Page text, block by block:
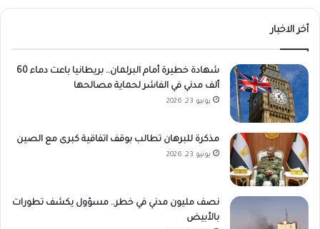
أخر الاخبار
شهادة خطيرة أمام البرلمان.. بريطانيا باعت دماء 60
ألف مدني في الفاشر لحماية مصالحها
يونيو 23, 2026
مذكرة للبرهان تطالب بوقف اتفاقية كبرى مع الصين
يونيو 23, 2026
نصف مليون مدني في خطر.. مسؤول يكشف تطورات
بالأبيض